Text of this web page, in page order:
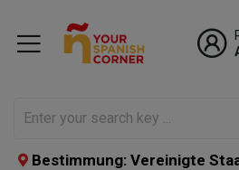
Bestimmung: Vereinigte